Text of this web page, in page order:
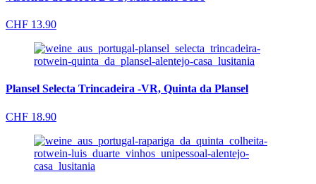
CHF 13.90
Plansel Selecta Trincadeira -VR, Quinta da Plansel
CHF 18.90